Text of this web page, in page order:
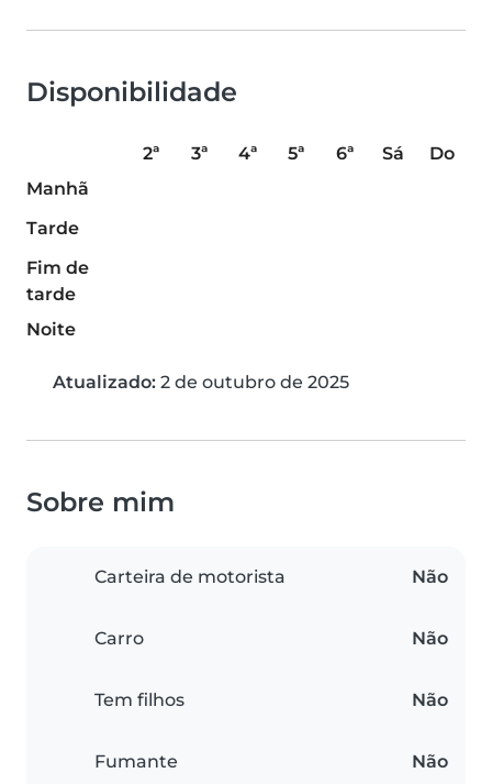
Disponibilidade
2ª 3ª 4ª 5ª 6ª Sá
Do
Manhã
Tarde
Fim de
tarde
Noite
Atualizado: 2 de outubro de 2025
Sobre mim
Carteira de motorista Não
Carro Não
Tem filhos Não
Fumante Não